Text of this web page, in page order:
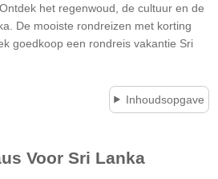
het regenwoud, de cultuur en de
De mooiste rondreizen met korting
goedkoop een rondreis vakantie Sri
Inhoudsopgave
Voor Sri Lanka